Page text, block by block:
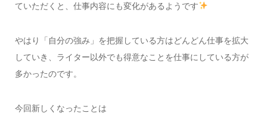
ていただくと、仕事内容にも変化があるようです
やはり「自分の強み」を把握している方はどんどん仕事を拡大
していき、ライター以外でも得意なことを仕事にしている方が
多かったのです。
今回新しくなったことは